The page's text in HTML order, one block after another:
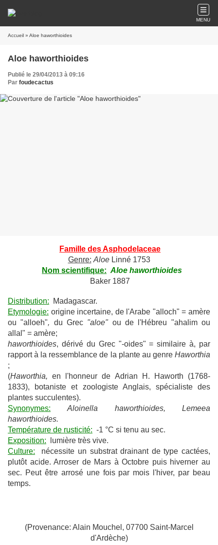
MENU
Accueil » Aloe haworthioides
Aloe haworthioides
Publié le 29/04/2013 à 09:16
Par foudecactus
Famille des Asphodelaceae
Genre: AloeLinné 1753
Nom scientifique: Aloe haworthioides
Baker 1887
Distribution: Madagascar.
Etymologie: origine incertaine, de l'Arabe "alloch" = amère
ou "alloeh", du Grec "aloe"ou de l'Hébreu "ahalim ou
allal" = amère;
haworthioides, dérivé du Grec "-oides" = similaire à, par
rapport à la ressemblance de la plante au genre Haworthia
;
(Haworthia, en l'honneur de Adrian H. Haworth (1768-
1833), botaniste et zoologiste Anglais, spécialiste des
plantes succulentes).
Synonymes:
Aloinella haworthioides, Lemeea
haworthioides.
Température de rusticité: -1 °C si tenu au sec.
Exposition: lumière très vive.
Culture: nécessite un substrat drainant de type cactées,
plutôt acide. Arroser de Mars à Octobre puis hiverner au
sec. Peut être arrosé une fois par mois l'hiver, par beau
temps.
(Provenance: Alain Mouchel, 07700 Saint-Marcel
d'Ardèche)